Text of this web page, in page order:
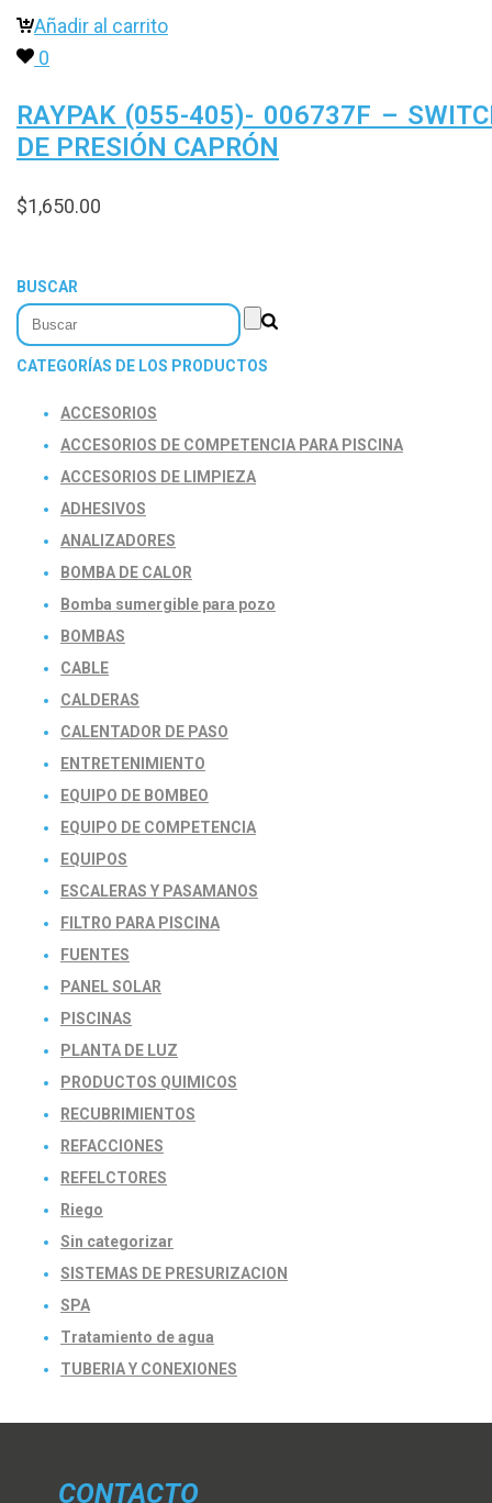
Añadir al carrito
0
RAYPAK (055-405)- 006737F –
DE PRESIÓN CAPRÓN
$1,650.00
BUSCAR
CATEGORÍAS DE LOS PRODUCTOS
ACCESORIOS
ACCESORIOS DE COMPETENCIA PARA PISCINA
ACCESORIOS DE LIMPIEZA
ADHESIVOS
ANALIZADORES
BOMBA DE CALOR
Bomba sumergible para pozo
BOMBAS
CABLE
CALDERAS
CALENTADOR DE PASO
ENTRETENIMIENTO
EQUIPO DE BOMBEO
EQUIPO DE COMPETENCIA
EQUIPOS
ESCALERAS Y PASAMANOS
FILTRO PARA PISCINA
FUENTES
PANEL SOLAR
PISCINAS
PLANTA DE LUZ
PRODUCTOS QUIMICOS
RECUBRIMIENTOS
REFACCIONES
REFELCTORES
Riego
Sin categorizar
SISTEMAS DE PRESURIZACION
SPA
Tratamiento de agua
TUBERIA Y CONEXIONES
CONTACTO